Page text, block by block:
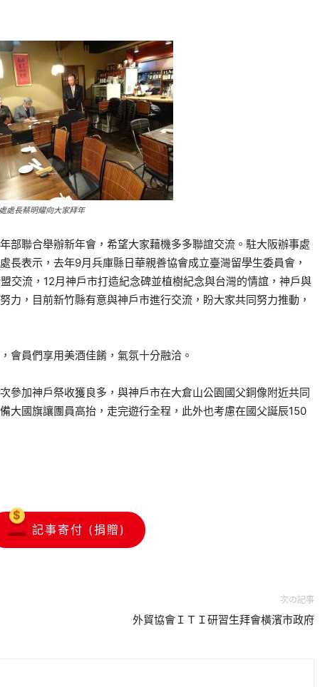
處長蔡明耀向大家拜年
部聯合舉辦新年會，希望大家藉機多多聯誼交流。駐大阪辦事處
長表示，去年9月兵庫縣日華親善協會成立臺灣留學生委員會，
交流，12月神戶市打造紀念碑並植樹紀念與台灣的情誼，神戶與
力，目前新竹縣有意與神戶市進行交流，盼大家共同努力推動，
會員們享用美酒佳餚，氣氛十分融洽。
參加神戶祭收獲良多，與神戶市在大倉山公園國父銅像附近共同
大國旗讓團員高抬，走完遊行全程，此外也考慮在國父誕辰150
記事寄付 (捐贈)
次の記事
外貿協會ＩＴＩ研習生拜會橫濱市政府